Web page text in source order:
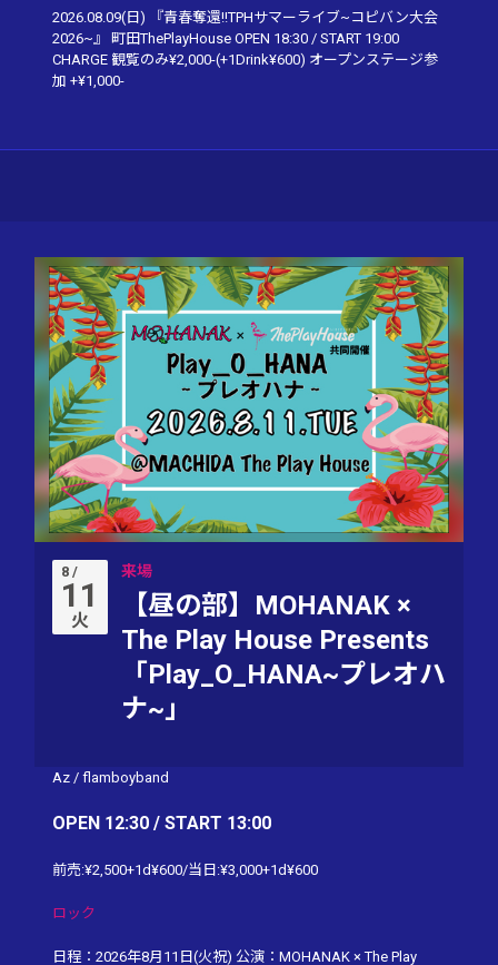
2026.08.09(日) 『青春奪還!!TPHサマーライブ~コピバン大会
2026~』 町田ThePlayHouse OPEN 18:30 / START 19:00
CHARGE 観覧のみ¥2,000-(+1Drink¥600) オープンステージ参
加 +¥1,000-
8 /
11
火
来場
【昼の部】MOHANAK ×
The Play House Presents
「Play_O_HANA~プレオハ
ナ~」
Az / flamboyband
OPEN 12:30 / START 13:00
前売:¥2,500+1d¥600/当日:¥3,000+1d¥600
ロック
日程：2026年8月11日(火祝) 公演：MOHANAK × The Play